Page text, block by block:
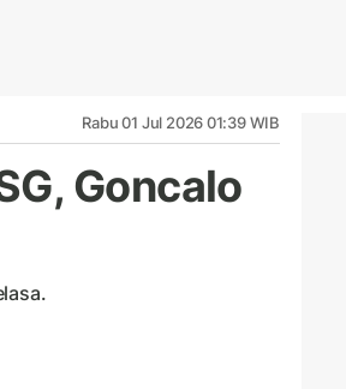
Rabu 01 Jul 2026 01:39 WIB
Goncalo